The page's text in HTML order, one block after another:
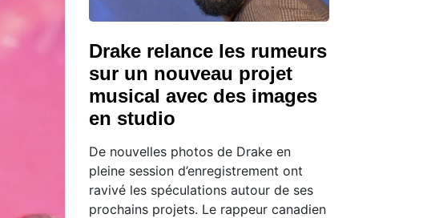
Drake relance les rumeurs
sur un nouveau projet
musical avec des images
en studio
De nouvelles photos de Drake en
pleine session d’enregistrement ont
ravivé les spéculations autour de ses
prochains projets. Le rappeur canadien